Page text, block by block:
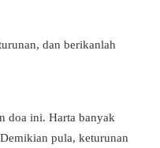
dan berikanlah
doa ini. Harta banyak
pula, keturunan